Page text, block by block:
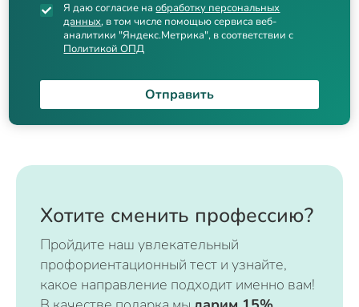
Я даю согласие наобработку персональных
данных, в том числе помощью сервиса веб-
аналитики "Яндекс.Метрика", в соответствии с
Политикой ОПД
Отправить
Хотите сменить профессию?
Пройдите наш увлекательный
профориентационный тест и узнайте,
какое направление подходит именно вам!